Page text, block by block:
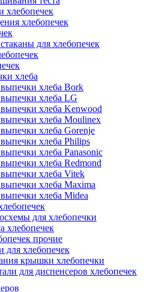
хлебопечек
хлебопечек
для хлебопечек
хлеба
хлеба Bork
хлеба LG
хлеба Kenwood
хлеба Moulinex
хлеба Gorenje
хлеба Philips
хлеба Panasonic
хлеба Redmond
хлеба Vitek
хлеба Maxima
хлеба Midea
для хлебопечки
хлебопечек
прочие
для хлебопечек
крышки хлебопечки
для диспенсеров хлебопечек